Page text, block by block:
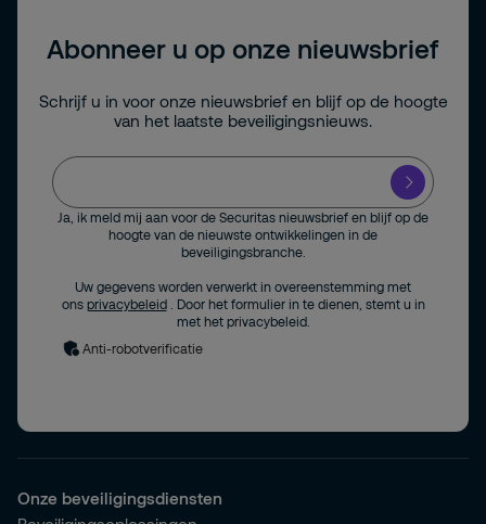
Abonneer u op onze nieuwsbrief
Schrijf u in voor onze nieuwsbrief en blijf op de hoogte
van het laatste beveiligingsnieuws.
Ja, ik meld mij aan voor de Securitas nieuwsbrief en blijf op de
hoogte van de nieuwste ontwikkelingen in de
beveiligingsbranche.
Uw gegevens worden verwerkt in overeenstemming met
ons privacybeleid
. Door het formulier in te dienen, stemt u in
met het privacybeleid.
Anti-robotverificatie
Onze beveiligingsdiensten